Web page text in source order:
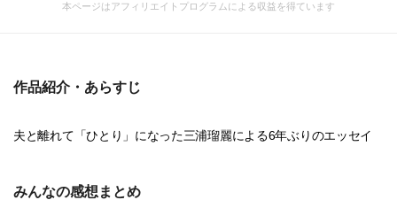
本ページはアフィリエイトプログラムによる収益を得ています
作品紹介・あらすじ
夫と離れて「ひとり」になった三浦瑠麗による6年ぶりのエッセイ
みんなの感想まとめ